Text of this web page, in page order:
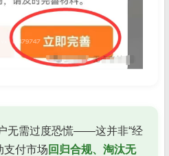
无需过度恐慌——这并非“经
支付市场 回归合规、淘汰无